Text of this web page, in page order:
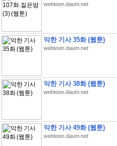
webtoon.daum.net
악한 기사 35화 (웹툰)
webtoon.daum.net
악한 기사 38화 (웹툰)
webtoon.daum.net
악한 기사 49화 (웹툰)
webtoon.daum.net